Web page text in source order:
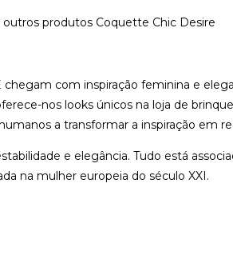
produtos Coquette Chic Desire
chegam com inspiração feminina e
nos looks únicos na loja de
a transformar a inspiração em
e elegância. Tudo está
na mulher europeia do século XXI.